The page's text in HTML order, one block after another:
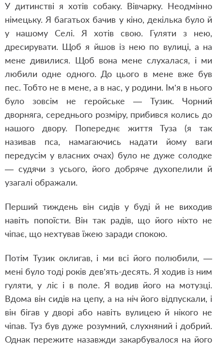
У дитинстві я хотів собаку. Вівчарку. Неодмінно
німецьку. Я багатьох бачив у кіно, декілька було й
у нашому Селі. Я хотів свою. Гуляти з нею,
дресирувати. Щоб я йшов із нею по вулиці, а на
мене дивилися. Щоб вона мене слухалася, і ми
любили одне одного. До цього в мене вже був
пес. Тобто не в мене, а в нас, у родини. Ім’я в нього
було зовсім не геройське — Тузик. Чорний
дворняга, середнього розміру, прибився колись до
нашого двору. Попереднє життя Туза (я так
називав пса, намагаючись надати йому ваги
передусім у власних очах) було не дуже солодке
— судячи з усього, його добряче духопелили й
узагалі ображали.
Перший тиждень він сидів у буді й не виходив
навіть попоїсти. Він так радів, що його ніхто не
чіпає, що нехтував їжею заради спокою.
Потім Тузик оклигав, і ми всі його полюбили, —
мені було тоді років дев’ять-десять. Я ходив із ним
гуляти, у ліс і в поле. Я водив його на мотузці.
Вдома він сидів на цепу, а на ніч його відпускали, і
він бігав у дворі або навіть вулицею й нікого не
чіпав. Туз був дуже розумний, слухняний і добрий.
Однак пережите назавжди закарбувалося на його